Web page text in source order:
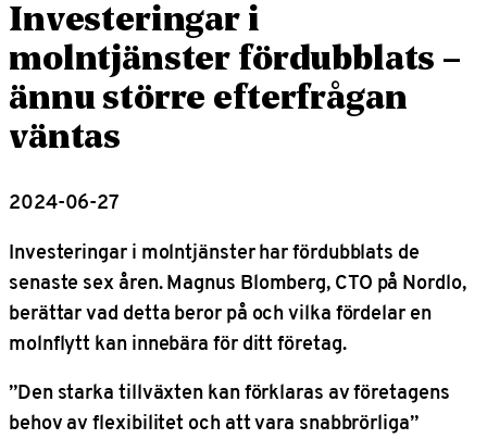
Investeringar i
molntjänster fördubblats –
ännu större efterfrågan
väntas
2024-06-27
Investeringar i molntjänster har fördubblats de
senaste sex åren. Magnus Blomberg, CTO på Nordlo,
berättar vad detta beror på och vilka fördelar en
molnflytt kan innebära för ditt företag.
”Den starka tillväxten kan förklaras av företagens
behov av flexibilitet och att vara snabbrörliga”